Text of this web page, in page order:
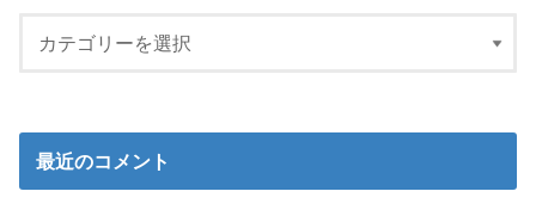
最近のコメント